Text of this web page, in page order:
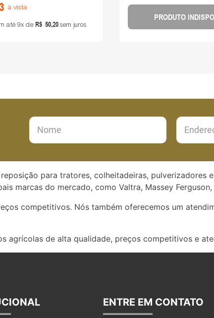
à vista
até 9 de R$ 50,20sem juros
PRODUTO
para tratores, colheitadeiras, pulverizadores
marcas do mercado, como Valtra, Massey
competitivos. Nós também oferecemos um
agrícolas de alta qualidade, preços competitivos e
ENTRE EM CONTATO